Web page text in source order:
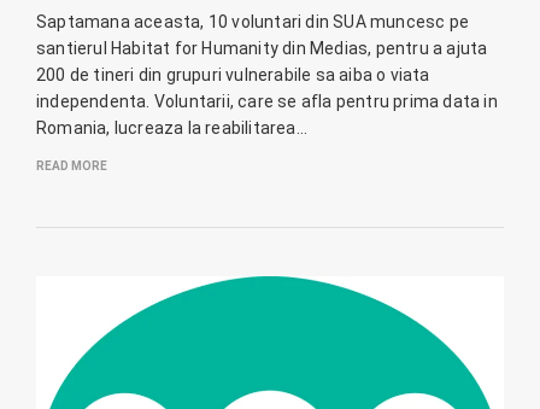
Saptamana aceasta, 10 voluntari din SUA muncesc pe
santierul Habitat for Humanity din Medias, pentru a ajuta
200 de tineri din grupuri vulnerabile sa aiba o viata
independenta. Voluntarii, care se afla pentru prima data in
Romania, lucreaza la reabilitarea…
READ MORE